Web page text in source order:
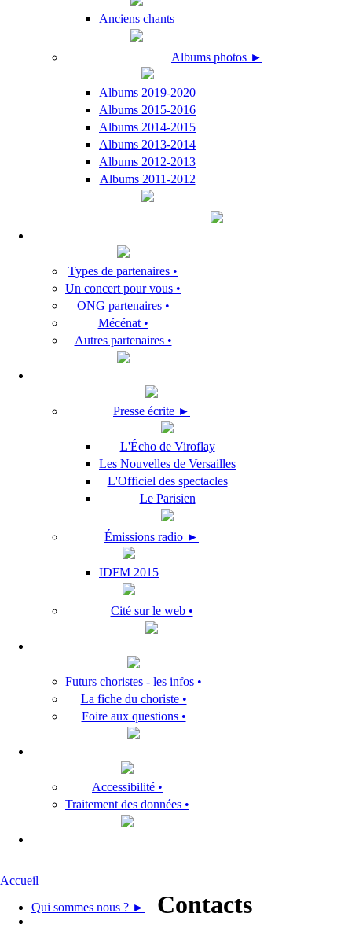
Anciens chants
Albums photos ►
Albums 2019-2020
Albums 2015-2016
Albums 2014-2015
Albums 2013-2014
Albums 2012-2013
Albums 2011-2012
Types de partenaires •
Un concert pour vous •
ONG partenaires •
Mécénat •
Autres partenaires •
Presse écrite ►
L'Écho de Viroflay
Les Nouvelles de Versailles
L'Officiel des spectacles
Le Parisien
Émissions radio ►
IDFM 2015
Cité sur le web •
Futurs choristes - les infos •
La fiche du choriste •
Foire aux questions •
Accessibilité •
Traitement des données •
Accueil
Qui sommes nous ? ►
Contacts